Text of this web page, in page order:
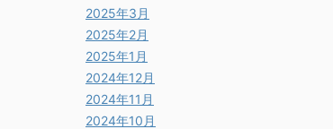
2025年3月
2025年2月
2025年1月
2024年12月
2024年11月
2024年10月